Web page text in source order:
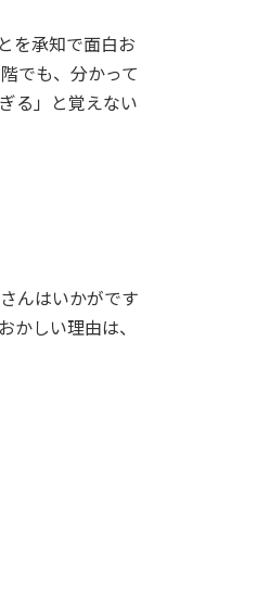
を承知で面白お
でも、分かって
る」と覚えない
んはいかがです
かしい理由は、